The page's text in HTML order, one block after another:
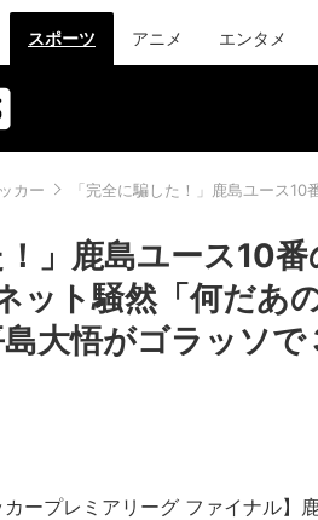
スポーツ アニメ エンタメ
カー 「完全に騙した！」鹿島ユース
！」鹿島ユース10
ット騒然「何だあ
大悟がゴラッソで
カープレミアリーグ ファイナル】